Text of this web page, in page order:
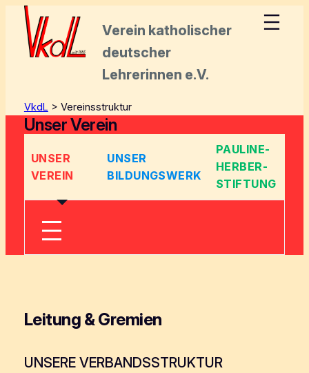
Zum
Inhalt
springen
Verein katholischer
deutscher
Lehrerinnen e.V.
VkdL > Vereinsstruktur
Unser Verein
UNSER
VEREIN
UNSER
BILDUNGSWERK
PAULINE-
HERBER-
STIFTUNG
Leitung & Gremien
UNSERE VERBANDSSTRUKTUR